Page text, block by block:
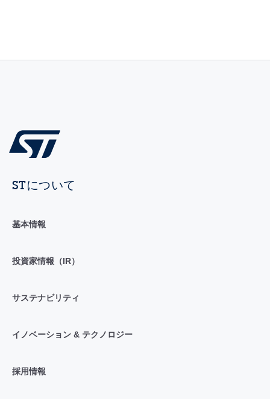
STについて
基本情報
投資家情報（IR）
サステナビリティ
イノベーション & テクノロジー
採用情報